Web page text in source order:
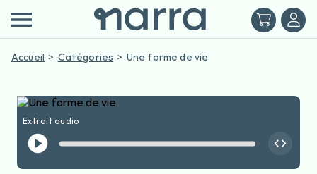
Accueil Catégories Une forme de vie
Extrait audio